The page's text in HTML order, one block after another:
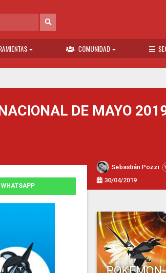
COMUNIDAD
DE MAYO
Sebastián Pozzi
30/04/2019
WHATSAPP